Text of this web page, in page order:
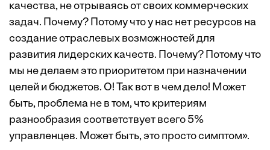
качества, не отрываясь от своих коммерческих
задач. Почему? Потому что у нас нет ресурсов на
создание отраслевых возможностей для
развития лидерских качеств. Почему? Потому что
мы не делаем это приоритетом при назначении
целей и бюджетов. О! Так вот в чем дело! Может
быть, проблема не в том, что критериям
разнообразия соответствует всего 5%
управленцев. Может быть, это просто симптом».